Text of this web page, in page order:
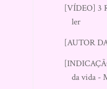
[VÍDEO] 3
ler
[AUTOR
da vida -